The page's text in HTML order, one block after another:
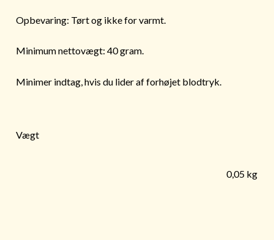
Opbevaring: Tørt og ikke for varmt.
Minimum nettovægt: 40 gram.
Minimer indtag, hvis du lider af forhøjet blodtryk.
Vægt
0,05 kg